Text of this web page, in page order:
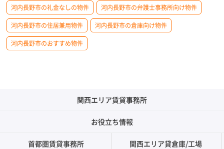
河内長野市の礼金なしの物件 河内長野市の弁護士事務所向け物件
河内長野市の住居兼用物件 河内長野市の倉庫向け物件
河内長野市のおすすめ物件
関西エリア賃貸事務所
お役立ち情報
首都圏賃貸事務所 関西エリア貸倉庫/工場